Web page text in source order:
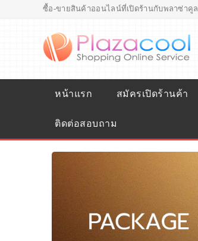
ซื้อ-ขายสินค้าออนไลน์ที่เปิดร้านกับพลาซ่าคูล
หน้าแรก สมัครเปิดร้านค้า
ติดต่อสอบถาม